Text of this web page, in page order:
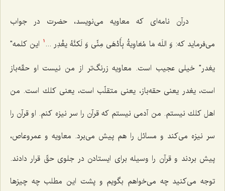
درآن نامه‌ای كه معاویه می‌نویسد، حضرت در جواب
می‌فرماید كه: وَ اللَه مَا مُعَاوِیةُ بِأَدْهَی مِنِّی وَ لَکنَّهُ یغْدِر ... 1
این كلمه"
یغدر" خیلی عجیب است. معاویه زرنگ‌تر از من نیست او حقّه‌باز
است، یغدر یعنی حقه‌باز، یعنی متقلّب است، یعنی كلك است. من
اهل كلك نیستم. من آدمی نیستم كه قرآن را سر نیزه كنم. او قرآن را
سر نیزه می‌كند و مسائل را هم پیش می‌برد. معاویه و عمروعاص،
پیش بردند و قرآن را وسیله برای ایستادن در جلوی حقّ قرار دادند.
توجه می‌كنید چه می‌خواهم بگویم و پشت این مطلب چه چیزها